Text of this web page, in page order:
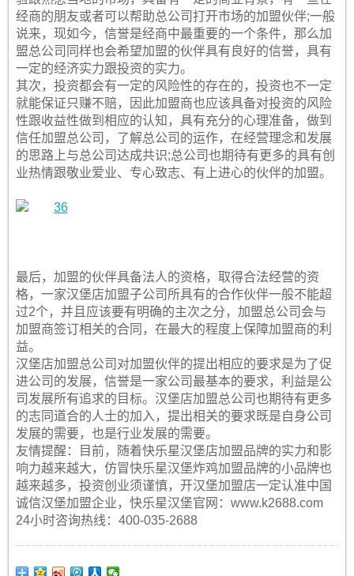
经商的朋友或者可以帮助总公司打开市场的加盟伙伴;一般
说来，现如今，信誉是经商中最重要的一个条件，那么加
盟总公司同样也会希望加盟的伙伴具有良好的信誉，具有
一定的经济实力跟投资的实力。
其次，投资都会有一定的风险性的存在的，投资也不一定
就能保证只赚不赔，因此加盟商也应该具备对投资的风险
性跟收益性做到相应的认知，具有充分的心理准备，做到
信任加盟总公司，了解总公司的运作，在经营理念和发展
的思路上与总公司达成共识;总公司也期待有更多的具有创
业热情跟敬业爱业、专心致志、有上进心的伙伴的加盟。
最后，加盟的伙伴具备法人的资格，取得合法经营的资
格，一家汉堡店加盟子公司所具有的合作伙伴一般不能超
过2个，并且应该要有明确的主次之分，加盟总公司会与
加盟商签订相关的合同，在最大的程度上保障加盟商的利
益。
汉堡店加盟总公司对加盟伙伴的提出相应的要求是为了促
进公司的发展，信誉是一家公司最基本的要求，利益是公
司发展所有追求的目标。汉堡店加盟总公司也期待有更多
的志同道合的人士的加入，提出相关的要求既是自身公司
发展的需要，也是行业发展的需要。
友情提醒：目前，随着快乐星汉堡店加盟品牌的实力和影
响力越来越大，仿冒快乐星汉堡炸鸡加盟品牌的小品牌也
越来越多，投资创业须谨慎，开汉堡加盟店一定认准中国
诚信汉堡加盟企业，快乐星汉堡官网：www.k2688.com
24小时咨询热线：400-035-2688